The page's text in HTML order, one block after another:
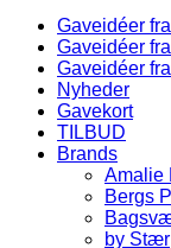
Gaveidéer
Gaveidéer
Gaveidéer
Nyheder
Gavekort
TILBUD
Brands
Amalie
Bergs
by Stær